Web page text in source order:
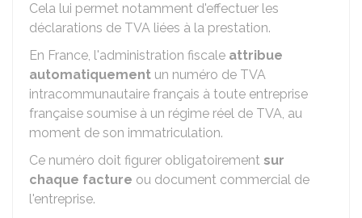
Cela lui permet notamment d'effectuer les
déclarations de TVA liées à la prestation.
En France, l'administration fiscale attribue
automatiquement un numéro de TVA
intracommunautaire français à toute entreprise
française soumise à un régime réel de TVA, au
moment de son immatriculation.
Ce numéro doit figurer obligatoirement sur
chaque facture ou document commercial de
l'entreprise.